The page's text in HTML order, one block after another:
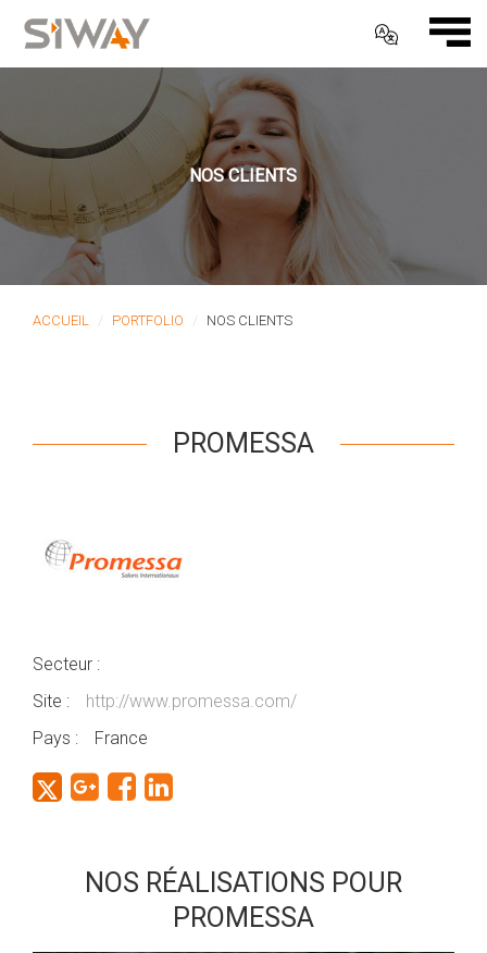
NOS CLIENTS
ACCUEIL PORTFOLIO NOS CLIENTS
PROMESSA
Secteur :
Site :
http://www.promessa.com/
Pays :
France
NOS RÉALISATIONS POUR
PROMESSA